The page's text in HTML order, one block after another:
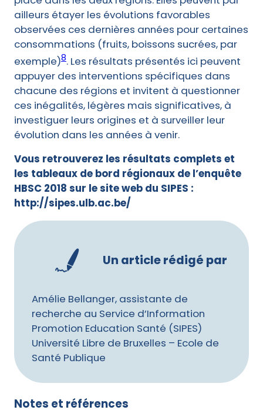
ailleurs étayer les évolutions favorables
observées ces dernières années pour certaines
consommations (fruits, boissons sucrées, par
exemple)8. Les résultats présentés ici peuvent
appuyer des interventions spécifiques dans
chacune des régions et invitent à questionner
ces inégalités, légères mais significatives, à
investiguer leurs origines et à surveiller leur
évolution dans les années à venir.
Vous retrouverez les résultats complets et
les tableaux de bord régionaux de l’enquête
HBSC 2018 sur le site web du SIPES :
http://sipes.ulb.ac.be/
Un article rédigé par
Amélie Bellanger, assistante de
recherche au Service d’Information
Promotion Education Santé (SIPES)
Université Libre de Bruxelles – Ecole de
Santé Publique
Notes et références